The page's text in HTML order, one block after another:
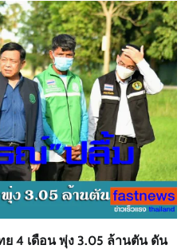
4 เดือน พุ่ง 3.05 ล้านตัน ดัน